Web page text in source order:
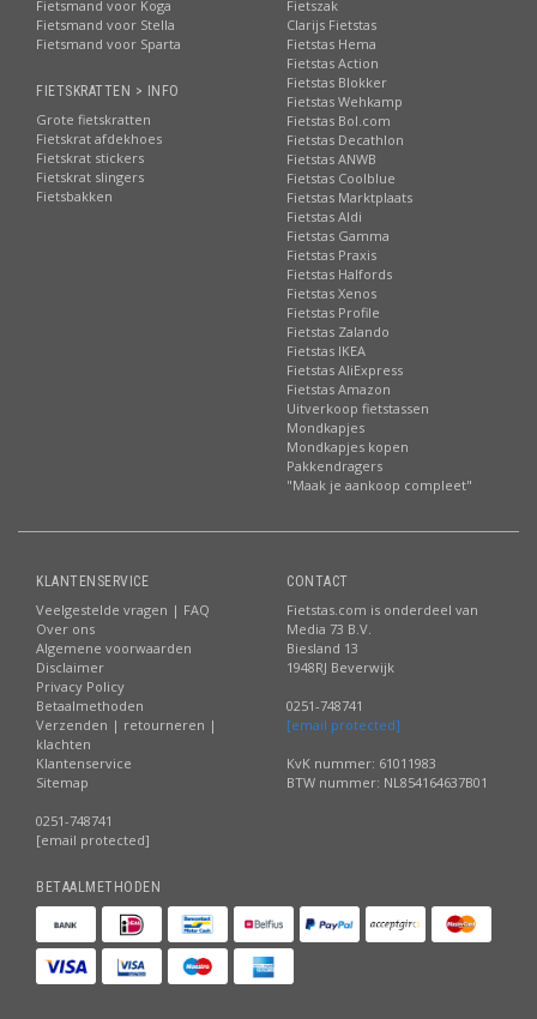
Fietsmand voor Koga
Fietsmand voor Stella
Fietsmand voor Sparta
FIETSKRATTEN > INFO
Grote fietskratten
Fietskrat afdekhoes
Fietskrat stickers
Fietskrat slingers
Fietsbakken
Fietszak
Clarijs Fietstas
Fietstas Hema
Fietstas Action
Fietstas Blokker
Fietstas Wehkamp
Fietstas Bol.com
Fietstas Decathlon
Fietstas ANWB
Fietstas Coolblue
Fietstas Marktplaats
Fietstas Aldi
Fietstas Gamma
Fietstas Praxis
Fietstas Halfords
Fietstas Xenos
Fietstas Profile
Fietstas Zalando
Fietstas IKEA
Fietstas AliExpress
Fietstas Amazon
Uitverkoop fietstassen
Mondkapjes
Mondkapjes kopen
Pakkendragers
"Maak je aankoop compleet"
KLANTENSERVICE
Veelgestelde vragen | FAQ
Over ons
Algemene voorwaarden
Disclaimer
Privacy Policy
Betaalmethoden
Verzenden | retourneren |
klachten
Klantenservice
Sitemap
0251-748741
[email protected]
CONTACT
Fietstas.com is onderdeel van
Media 73 B.V.
Biesland 13
1948RJ Beverwijk
0251-748741
[email protected]
KvK nummer: 61011983
BTW nummer: NL854164637B01
BETAALMETHODEN